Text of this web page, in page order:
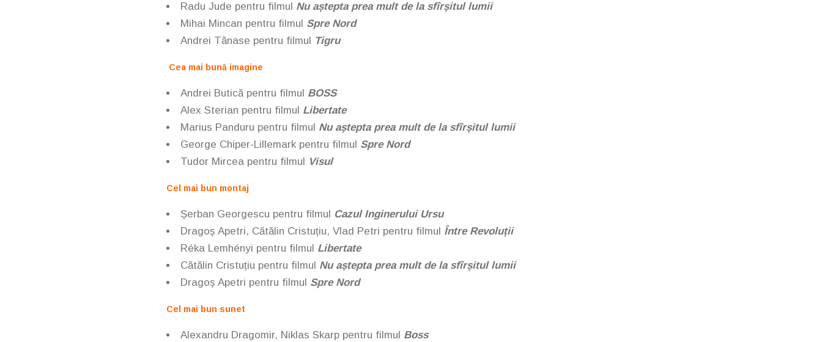
Radu Jude pentru filmul Nu aștepta prea mult de la sfîrșitul lumii
Mihai Mincan pentru filmul Spre Nord
Andrei Tănase pentru filmul Tigru
Cea mai bună imagine
Andrei Butică pentru filmul BOSS
Alex Sterian pentru filmul Libertate
Marius Panduru pentru filmul Nu aștepta prea mult de la sfîrșitul lumii
George Chiper-Lillemark pentru filmul Spre Nord
Tudor Mircea pentru filmul Visul
Cel mai bun montaj
Șerban Georgescu pentru filmul Cazul Inginerului Ursu
Dragoș Apetri, Cătălin Cristuțiu, Vlad Petri pentru filmul Între Revoluții
Réka Lemhényi pentru filmul Libertate
Cătălin Cristuțiu pentru filmul Nu aștepta prea mult de la sfîrșitul lumii
Dragoș Apetri pentru filmul Spre Nord
Cel mai bun sunet
Alexandru Dragomir, Niklas Skarp pentru filmul Boss